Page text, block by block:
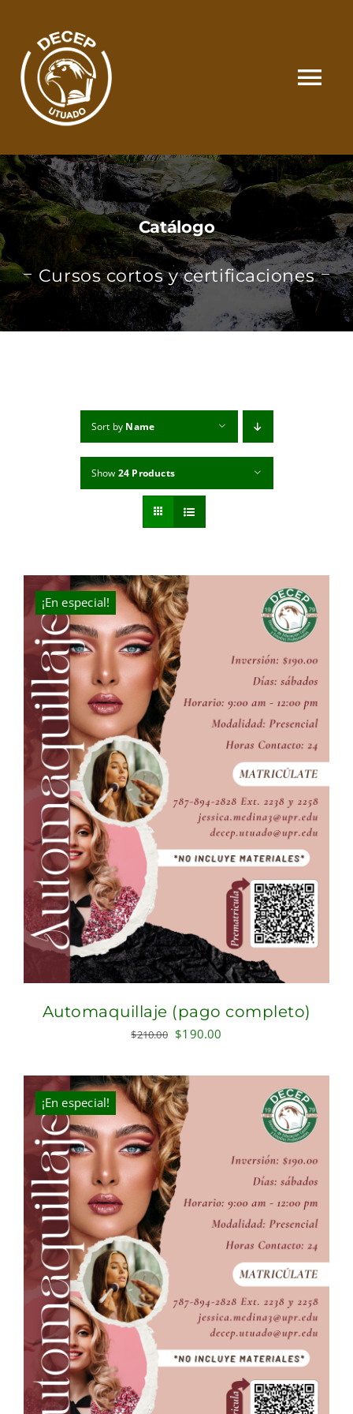
content
SOMOS
CATÁLOGO
MATRÍCULA Y PAGOS
CONTACTO
Catálogo
Cursos cortos y certificaciones
Sort by Name
Show 24 Products
¡En especial!
Automaquillaje (pago completo)
$210.00 Original
was:
$210.00.
$190.00
is:
$190.00.
¡En especial!